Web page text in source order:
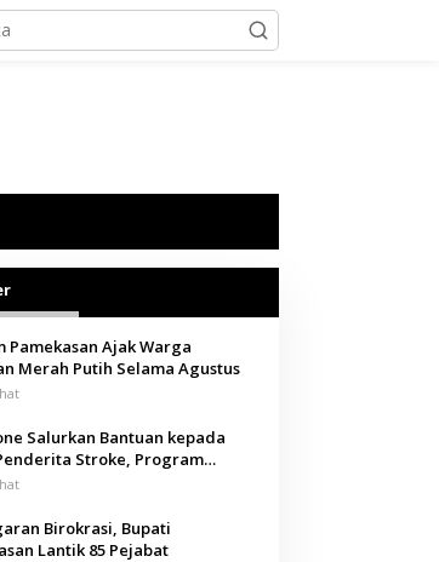
Pamekasan Ajak Warga
Merah Putih Selama Agustus
Salurkan Bantuan kepada
Stroke, Program
Masuki Hari ke-61
Birokrasi, Bupati
Lantik 85 Pejabat